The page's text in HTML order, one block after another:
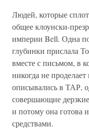
Людей, которые
общее клоунски-
империи Bell. Одна
глубинки прислала
вместе с письмом, в
никогда не
описывались в ТАР,
совершающие
и потому она готова
средствами.